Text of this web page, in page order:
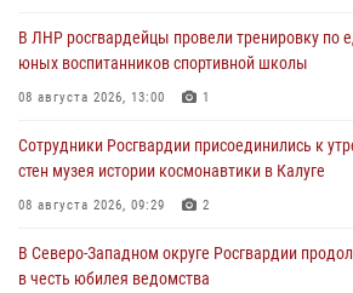
В ЛНР росгвардейцы провели тренировку по
юных воспитанников спортивной школы
08 августа 2026, 13:00 1
Сотрудники Росгвардии присоединились к
стен музея истории космонавтики в Калуге
08 августа 2026, 09:29 2
В Северо-Западном округе Росгвардии
в честь юбилея ведомства